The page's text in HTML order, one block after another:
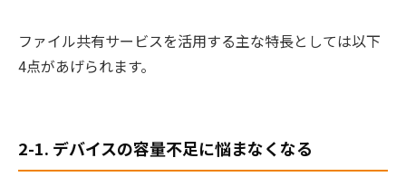
ファイル共有サービスを活用する主な特長としては以下
4点があげられます。
2-1. デバイスの容量不足に悩まなくなる